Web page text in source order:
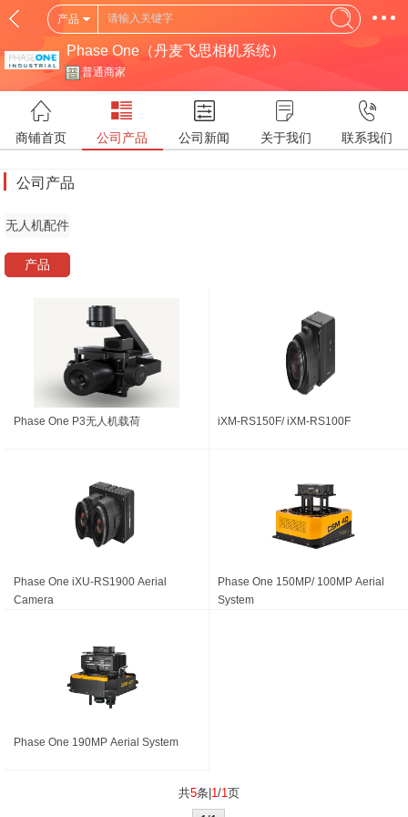
产品
Phase One（丹麦飞思相机系统）
普通商家
商铺首页 公司产品 公司新闻 关于我们 联系我们
公司产品
无人机配件
产品
Phase One P3无人机载荷 iXM-RS150F/ iXM-RS100F
Phase One iXU-RS1900 Aerial
Camera
Phase One 150MP/ 100MP Aerial
System
Phase One 190MP Aerial System
共5条| 1/1页